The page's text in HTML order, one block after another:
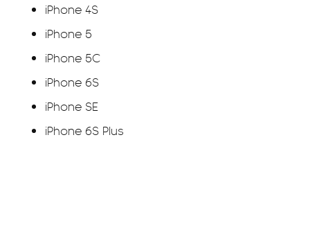
iPhone 4S
iPhone 5
iPhone 5C
iPhone 6S
iPhone SE
iPhone 6S Plus